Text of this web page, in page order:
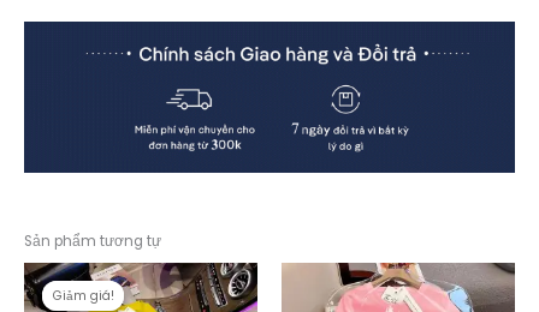
Sản phẩm tương tự
Giảm giá!
Giảm giá!